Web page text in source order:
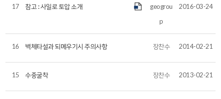
17 참고 : 사일로 토압 소개
geogrou
p
2016-03-24
16 벽체타설과 되메우기시 주의사항 장찬수 2014-02-21
15 수중굴착 장찬수 2013-02-21